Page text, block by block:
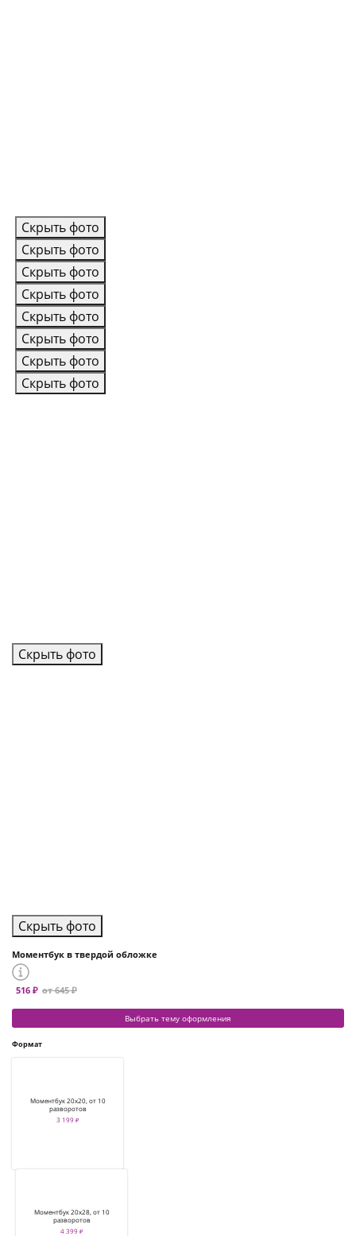
Скрыть фото
Скрыть фото
Скрыть фото
Скрыть фото
Скрыть фото
Скрыть фото
Скрыть фото
Скрыть фото
Скрыть фото
Скрыть фото
Моментбук в твердой обложке
516 ₽ от 645 ₽
Выбрать тему оформления
Формат
Моментбук 20х20, от 10
разворотов
3 199 ₽
Моментбук 20х28, от 10
разворотов
4 399 ₽